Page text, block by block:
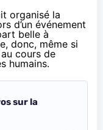
organisé la
d’un événement
belle à
donc, même si
cours de
humains.
sur la